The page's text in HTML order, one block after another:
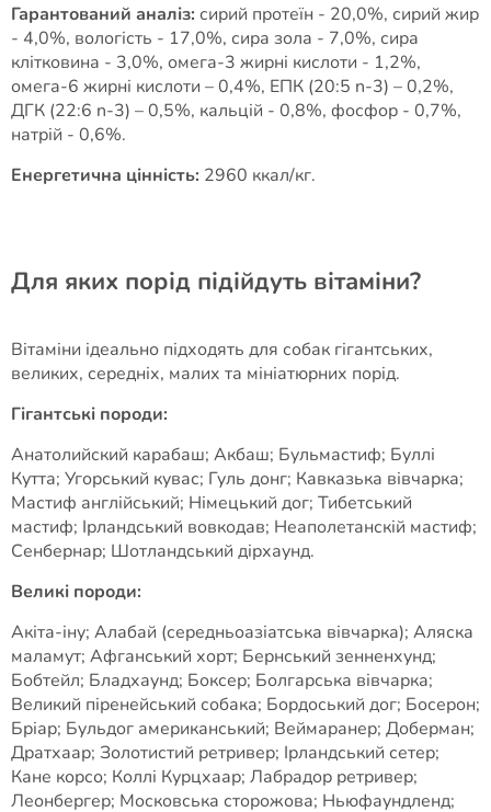
Гарантований аналіз: сирий протеїн - 20,0%, сирий жир
- 4,0%, вологість - 17,0%, сира зола - 7,0%, сира
клітковина - 3,0%, омега-3 жирні кислоти - 1,2%,
омега-6 жирні кислоти – 0,4%, ЕПК (20:5 n-3) – 0,2%,
ДГК (22:6 n-3) – 0,5%, кальцій - 0,8%, фосфор - 0,7%,
натрій - 0,6%.
Енергетична цінність: 2960 ккал/кг.
Для яких порід підійдуть вітаміни?
Вітаміни ідеально підходять для собак гігантських,
великих, середніх, малих та мініатюрних порід.
Гігантські породи:
Анатолийский карабаш; Акбаш; Бульмастиф; Буллі
Кутта; Угорський кувас; Гуль донг; Кавказька вівчарка;
Мастиф англійський; Німецький дог; Тибетський
мастиф; Ірландський вовкодав; Неаполетанскій мастиф;
Сенбернар; Шотландський дірхаунд.
Великі породи:
Акіта-іну; Алабай (середньоазіатська вівчарка); Аляска
маламут; Афганський хорт; Бернський зенненхунд;
Бобтейл; Бладхаунд; Боксер; Болгарська вівчарка;
Великий піренейський собака; Бордоський дог; Босерон;
Бріар; Бульдог американський; Веймаранер; Доберман;
Дратхаар; Золотистий ретривер; Ірландський сетер;
Кане корсо; Коллі Курцхаар; Лабрадор ретривер;
Леонбергер; Московська сторожова; Ньюфаундленд;